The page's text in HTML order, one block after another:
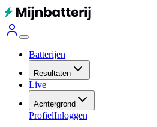
Batterijen
Resultaten
Live
Achtergrond
ProfielInloggen